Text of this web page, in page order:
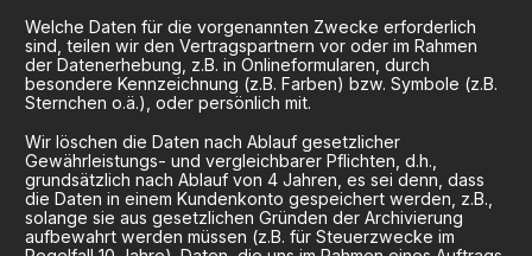
Welche Daten für die vorgenannten Zwecke erforderlich
sind, teilen wir den Vertragspartnern vor oder im Rahmen
der Datenerhebung, z.B. in Onlineformularen, durch
besondere Kennzeichnung (z.B. Farben) bzw. Symbole (z.B.
Sternchen o.ä.), oder persönlich mit.
Wir löschen die Daten nach Ablauf gesetzlicher
Gewährleistungs- und vergleichbarer Pflichten, d.h.,
grundsätzlich nach Ablauf von 4 Jahren, es sei denn, dass
die Daten in einem Kundenkonto gespeichert werden, z.B.,
solange sie aus gesetzlichen Gründen der Archivierung
aufbewahrt werden müssen (z.B. für Steuerzwecke im